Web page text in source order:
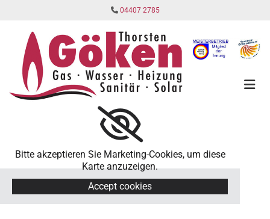
 04407 2785
Bitte akzeptieren Sie Marketing-Cookies, um diese
Karte anzuzeigen.
Accept cookies